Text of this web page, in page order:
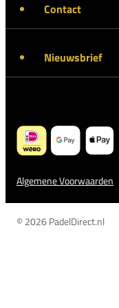
Contact
Nieuwsbrief
Algemene Voorwaarden
© 2026 PadelDirect.nl